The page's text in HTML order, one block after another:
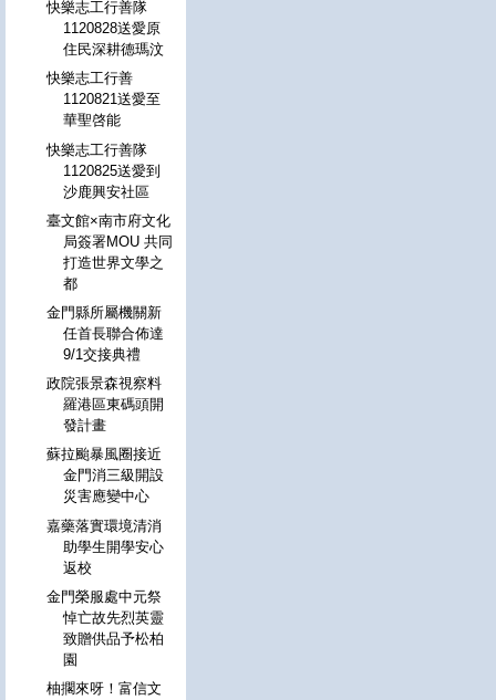
快樂志工行善隊
1120828送愛原
住民深耕德瑪汶
快樂志工行善
1120821送愛至
華聖啓能
快樂志工行善隊
1120825送愛到
沙鹿興安社區
臺文館×南市府文化
局簽署MOU 共同
打造世界文學之
都
金門縣所屬機關新
任首長聯合佈達
9/1交接典禮
政院張景森視察料
羅港區東碼頭開
發計畫
蘇拉颱暴風圈接近
金門消三級開設
災害應變中心
嘉藥落實環境清消
助學生開學安心
返校
金門榮服處中元祭
悼亡故先烈英靈
致贈供品予松柏
園
柚擱來呀！富信文